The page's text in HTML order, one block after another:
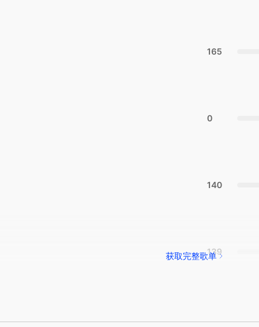
165
0
140
139
获取完整歌单